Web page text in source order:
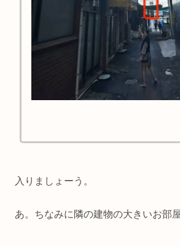
入りましょーう。
あ。ちなみに隣の建物の大きいお部